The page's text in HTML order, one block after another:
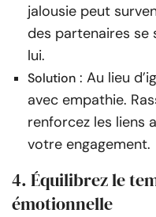
jalousie peut
des partenaires se
lui.
Solution : Au lieu
avec empathie.
renforcez les liens
votre engagement.
4. Équilibrez le
émotionnelle